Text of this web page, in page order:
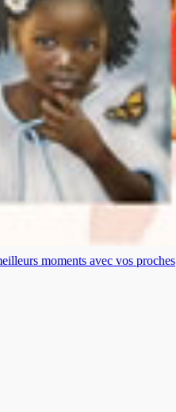
moments avec vos proches